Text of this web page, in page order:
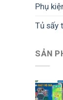
Phụ
Tủ sấy
SẢN